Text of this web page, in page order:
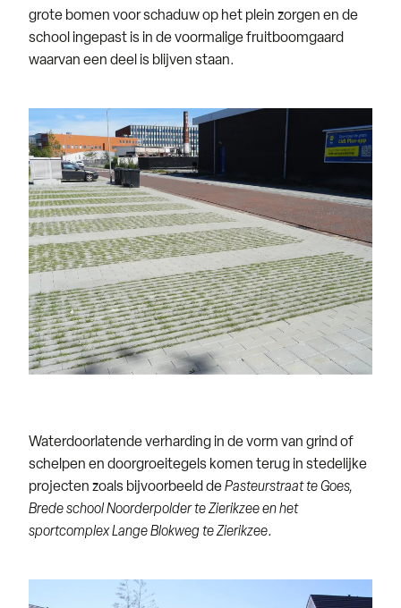
grote bomen voor schaduw op het plein zorgen en de
school ingepast is in de voormalige fruitboomgaard
waarvan een deel is blijven staan.
Waterdoorlatende verharding in de vorm van grind of
schelpen en doorgroeitegels komen terug in stedelijke
projecten zoals bijvoorbeeld dePasteurstraat te Goes,
Brede school Noorderpolder te Zierikzee en het
sportcomplex Lange Blokweg te Zierikzee.